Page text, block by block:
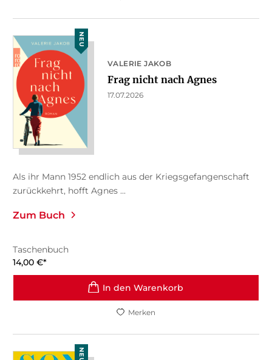
NEU
VALERIE JAKOB
Frag nicht nach Agnes
17.07.2026
Als ihr Mann 1952 endlich aus der Kriegsgefangenschaft
zurückkehrt, hofft Agnes ...
Zum Buch
Taschenbuch
14,00 €*
In den Warenkorb
Merken
NEU